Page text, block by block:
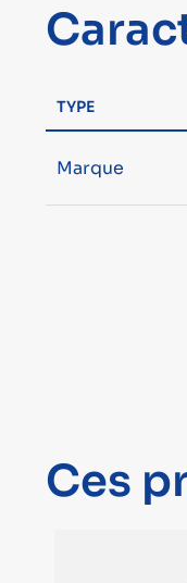
TYPE
Marque
Ces